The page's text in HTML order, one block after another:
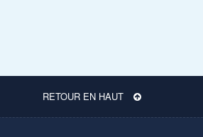
RETOUR EN HAUT